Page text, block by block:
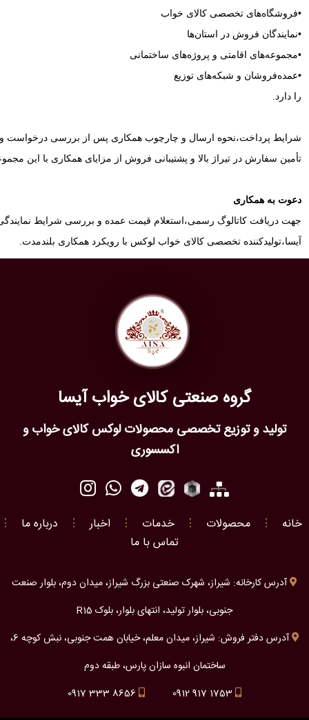
•فروشگاه‌های تخصصی کالای خواب
•نمایندگان فروش در استان‌ها
•مجموعه‌های اقامتی و پروژه‌های ساختمانی
•عمده‌فروشان و شبکه‌های توزیع
را دارد.
شرایط پرداخت،نحوه ارسال و چارچوب همکاری پس از بررسی
تأمین سفارش در تیراژ بالا و پشتیبانی فروش از مزایای همکاری با این
دعوت به همکاری
جهت دریافت کاتالوگ رسمی،استعلام قیمت عمده و بررسی شرایط
آیسا،تولیدکننده تخصصی کالای خواب لوکس با رویکرد همکاری بلندمدت.
گروه صنعتی کالای خواب آیسا
تولید و توزیع تخصصی محصولات لوکس کالای خواب و
اکسسوری
خانه ⋮ محصولات ⋮ خدمات ⋮ اخبار ⋮ درباره ما
⋮
تماس با ما
آدرس کارخانه: شیراز، شهرک صنعتی بزرگ شیراز، میدان دوم، بلوار صنعت
جنوبی، بلوار تولید، انتهای بلوار، بلوک R15
آدرس دفتر فروش: شیراز، میدان معلم، خیابان همت جنوبی، نبش کوچه 6،
ساختمان انبوه سازان پارس، طبقه دوم
0912 917 1753
0917 333 8656